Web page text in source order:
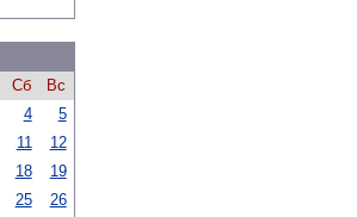
Сб
Вс
4
5
11
12
18
19
25
26